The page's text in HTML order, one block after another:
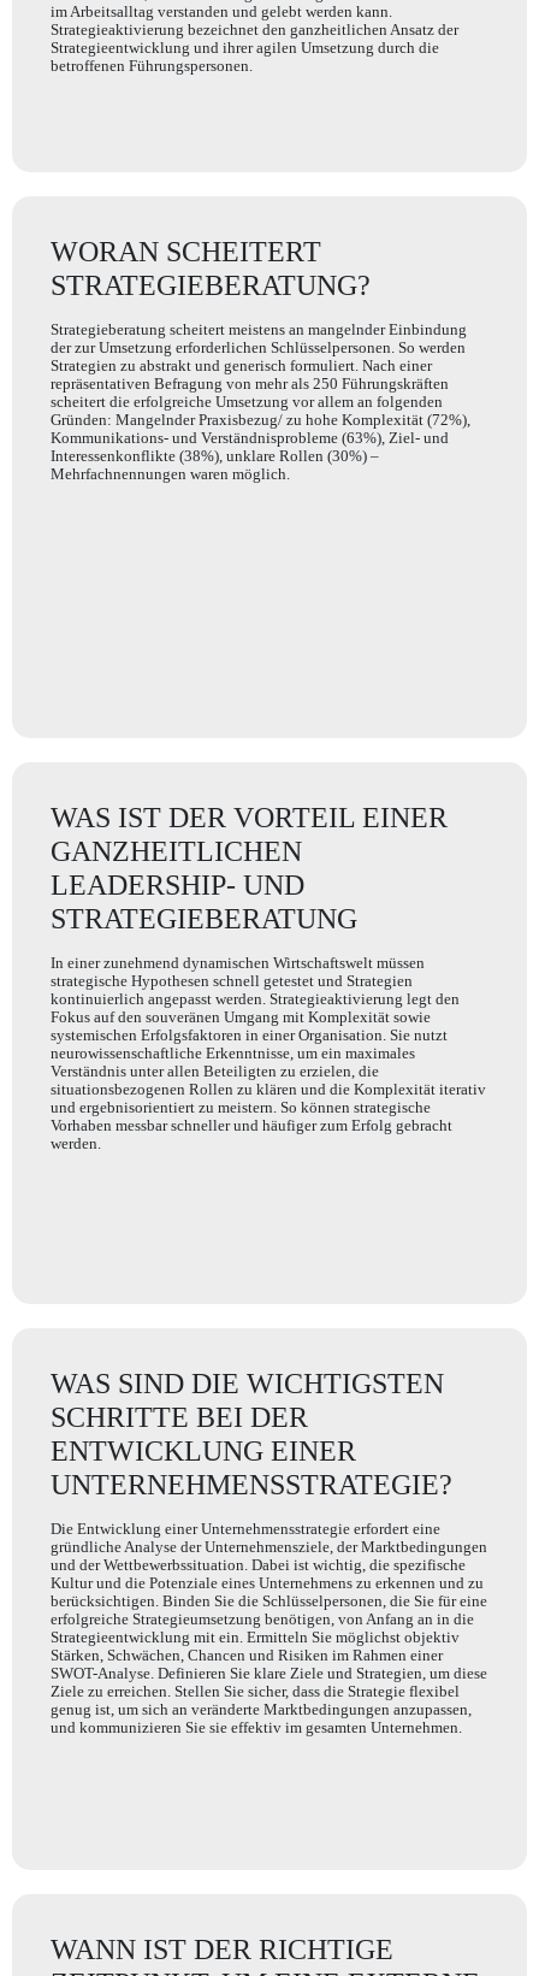
im Arbeitsalltag verstanden und gelebt werden kann.
Strategieaktivierung bezeichnet den ganzheitlichen Ansatz der
Strategieentwicklung und ihrer agilen Umsetzung durch die
betroffenen Führungspersonen.
WORAN SCHEITERT
STRATEGIEBERATUNG?
Strategieberatung scheitert meistens an mangelnder Einbindung
der zur Umsetzung erforderlichen Schlüsselpersonen. So werden
Strategien zu abstrakt und generisch formuliert. Nach einer
repräsentativen Befragung von mehr als 250 Führungskräften
scheitert die erfolgreiche Umsetzung vor allem an folgenden
Gründen: Mangelnder Praxisbezug/ zu hohe Komplexität (72%),
Kommunikations- und Verständnisprobleme (63%), Ziel- und
Interessenkonflikte (38%), unklare Rollen (30%) –
Mehrfachnennungen waren möglich.
WAS IST DER VORTEIL EINER
GANZHEITLICHEN
LEADERSHIP- UND
STRATEGIEBERATUNG
In einer zunehmend dynamischen Wirtschaftswelt müssen
strategische Hypothesen schnell getestet und Strategien
kontinuierlich angepasst werden. Strategieaktivierung legt den
Fokus auf den souveränen Umgang mit Komplexität sowie
systemischen Erfolgsfaktoren in einer Organisation. Sie nutzt
neurowissenschaftliche Erkenntnisse, um ein maximales
Verständnis unter allen Beteiligten zu erzielen, die
situationsbezogenen Rollen zu klären und die Komplexität iterativ
und ergebnisorientiert zu meistern. So können strategische
Vorhaben messbar schneller und häufiger zum Erfolg gebracht
werden.
WAS SIND DIE WICHTIGSTEN
SCHRITTE BEI DER
ENTWICKLUNG EINER
UNTERNEHMENSSTRATEGIE?
Die Entwicklung einer Unternehmensstrategie erfordert eine
gründliche Analyse der Unternehmensziele, der Marktbedingungen
und der Wettbewerbssituation. Dabei ist wichtig, die spezifische
Kultur und die Potenziale eines Unternehmens zu erkennen und zu
berücksichtigen. Binden Sie die Schlüsselpersonen, die Sie für eine
erfolgreiche Strategieumsetzung benötigen, von Anfang an in die
Strategieentwicklung mit ein. Ermitteln Sie möglichst objektiv
Stärken, Schwächen, Chancen und Risiken im Rahmen einer
SWOT-Analyse. Definieren Sie klare Ziele und Strategien, um diese
Ziele zu erreichen. Stellen Sie sicher, dass die Strategie flexibel
genug ist, um sich an veränderte Marktbedingungen anzupassen,
und kommunizieren Sie sie effektiv im gesamten Unternehmen.
WANN IST DER RICHTIGE